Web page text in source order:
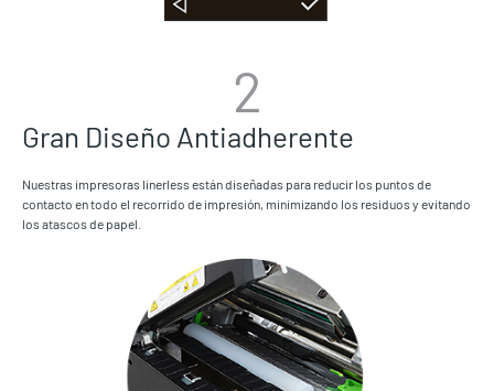
2
Gran Diseño Antiadherente
Nuestras impresoras linerless están diseñadas para reducir los puntos de
contacto en todo el recorrido de impresión, minimizando los residuos y evitando
los atascos de papel.